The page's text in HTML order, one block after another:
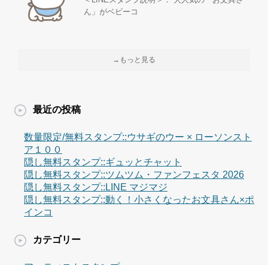
ん」がベビーコ
→もっと見る
最近の投稿
数量限定/無料スタンプ::ウサギのウー × ローソンスト
ア１００
隠し無料スタンプ::ギュッとチャット
隠し無料スタンプ::ツムツム・ファンフェスタ 2026
隠し無料スタンプ::LINE マジマジ
隠し無料スタンプ::動く！小さくなったお文具さん×ポ
インコ
カテゴリー